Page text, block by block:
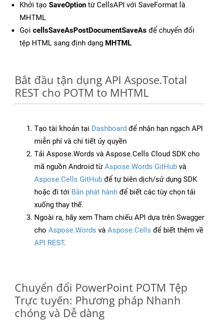
Khởi tạo SaveOption từ CellsAPI với SaveFormat là
MHTML
Gọi cellsSaveAsPostDocumentSaveAs để chuyển đổi
tệp HTML sang định dạng MHTML
Bắt đầu tận dụng API Aspose.Total
REST cho POTM to MHTML
Tạo tài khoản tại Dashboard để nhận hạn ngạch API
miễn phí và chi tiết ủy quyền
Tải Aspose.Words và Aspose.Cells Cloud SDK cho
mã nguồn Android từAspose.Words GitHub và
Aspose.Cells GitHub để tự biên dịch/sử dụng SDK
hoặc đi tới Bản phát hành để biết các tùy chọn tải
xuống thay thế.
Ngoài ra, hãy xem Tham chiếu API dựa trên Swagger
cho Aspose.Words và Aspose.Cells để biết thêm về
API REST.
Chuyển đổi PowerPoint POTM Tệp
Trực tuyến: Phương pháp Nhanh
chóng và Dễ dàng